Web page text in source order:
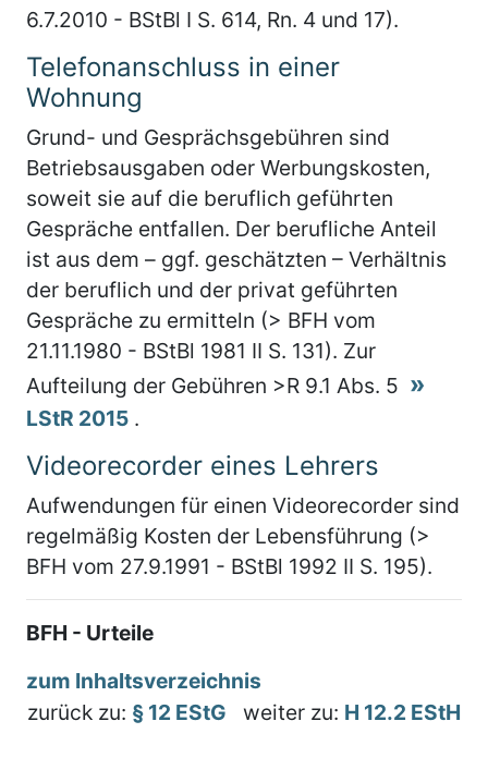
6.7.2010 - BStBl I S. 614, Rn. 4 und 17).
Telefonanschluss in einer
Wohnung
Grund- und Gesprächsgebühren sind
Betriebsausgaben oder Werbungskosten,
soweit sie auf die beruflich geführten
Gespräche entfallen. Der berufliche Anteil
ist aus dem – ggf. geschätzten – Verhältnis
der beruflich und der privat geführten
Gespräche zu ermitteln (> BFH vom
21.11.1980 - BStBl 1981 II S. 131). Zur
Aufteilung der Gebühren >R 9.1 Abs. 5
LStR 2015 .
Videorecorder eines Lehrers
Aufwendungen für einen Videorecorder sind
regelmäßig Kosten der Lebensführung (>
BFH vom 27.9.1991 - BStBl 1992 II S. 195).
BFH - Urteile
zum Inhaltsverzeichnis
zurück zu: § 12 EStG weiter zu: H 12.2 EStH